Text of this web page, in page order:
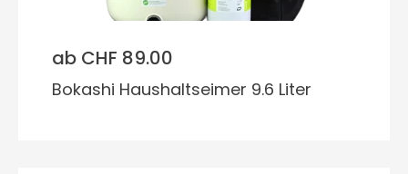
ab CHF 89.00
Bokashi Haushaltseimer 9.6 Liter